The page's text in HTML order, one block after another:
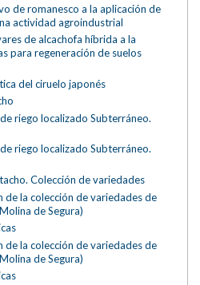
de romanesco a la aplicación de
actividad agroindustrial
de alcachofa híbrida a la
para regeneración de suelos
del ciruelo japonés
riego localizado Subterráneo.
riego localizado Subterráneo.
Colección de variedades
de la colección de variedades de
de Segura)
de la colección de variedades de
de Segura)